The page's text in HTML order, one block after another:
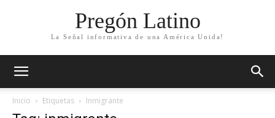
Pregón Latino
La Señal informativa de una América Unida!
Inicio Etiquetas Inmigrante